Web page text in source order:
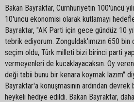
Bakan Bayraktar, Cumhuriyetin 100'üncü
10'uncu ekonomisi olarak kutlamayı
Bayraktar, "AK Parti için gece gündüz 10
tebrik ediyorum. Zonguldak'ımızın 650 bin
seçim oldu, Türk milleti bizi birinci parti
vermeyenleri de kucaklayacaksın. Oy
deği tabii bunu bir kenara koymak lazım"
Bayraktar'a konuşmasının ardından
heykeli hediye edildi. Bakan Bayraktar,